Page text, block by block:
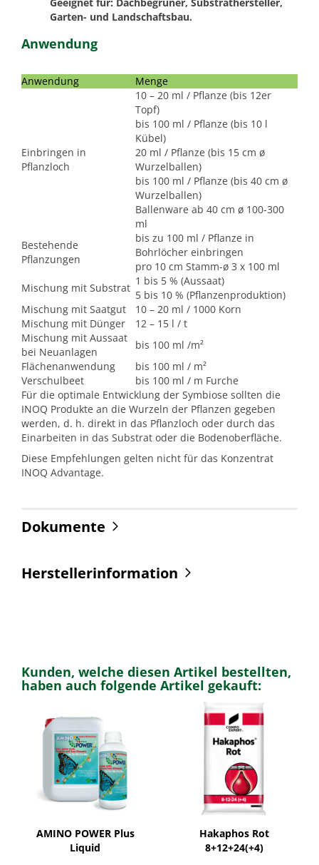
Geeignet für: Dachbegrüner, Substrathersteller,
Garten- und Landschaftsbau.
Anwendung
Anwendung Menge
Einbringen in
Pflanzloch
10 – 20 ml / Pflanze (bis 12er
Topf)
bis 100 ml / Pflanze (bis 10 l
Kübel)
20 ml / Pflanze (bis 15 cm ø
Wurzelballen)
bis 100 ml / Pflanze (bis 40 cm ø
Wurzelballen)
Ballenware ab 40 cm ø 100-300
ml
Bestehende
Pflanzungen
bis zu 100 ml / Pflanze in
Bohrlöcher einbringen
pro 10 cm Stamm-ø 3 x 100 ml
Mischung mit Substrat
1 bis 5 % (Aussaat)
5 bis 10 % (Pflanzenproduktion)
Mischung mit Saatgut
10 – 20 ml / 1000 Korn
Mischung mit Dünger
12 – 15 l / t
Mischung mit Aussaat
bei Neuanlagen
bis 100 ml /m²
Flächenanwendung
bis 100 ml / m²
Verschulbeet
bis 100 ml / m Furche
Für die optimale Entwicklung der Symbiose sollten die
INOQ Produkte an die Wurzeln der Pflanzen gegeben
werden, d. h. direkt in das Pflanzloch oder durch das
Einarbeiten in das Substrat oder die Bodenoberfläche.
Diese Empfehlungen gelten nicht für das Konzentrat
INOQ Advantage.
Dokumente
Herstellerinformation
Kunden, welche diesen Artikel bestellten,
haben auch folgende Artikel gekauft:
AMINO POWER Plus
Liquid
Hakaphos Rot
8+12+24(+4)